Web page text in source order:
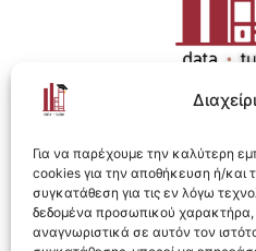
Για να παρέχουμε την καλύτερη
cookies για την αποθήκευση ή/
συγκατάθεση για τις εν λόγω
δεδομένα προσωπικού
αναγνωριστικά σε αυτόν τον
Η